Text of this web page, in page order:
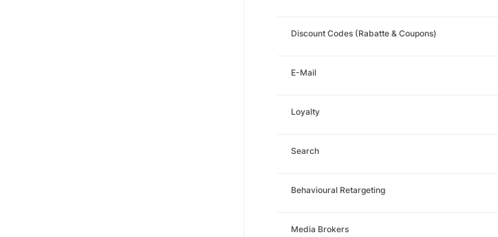
Discount Codes (Rabatte & Coupons)
E-Mail
Loyalty
Search
Behavioural Retargeting
Media Brokers